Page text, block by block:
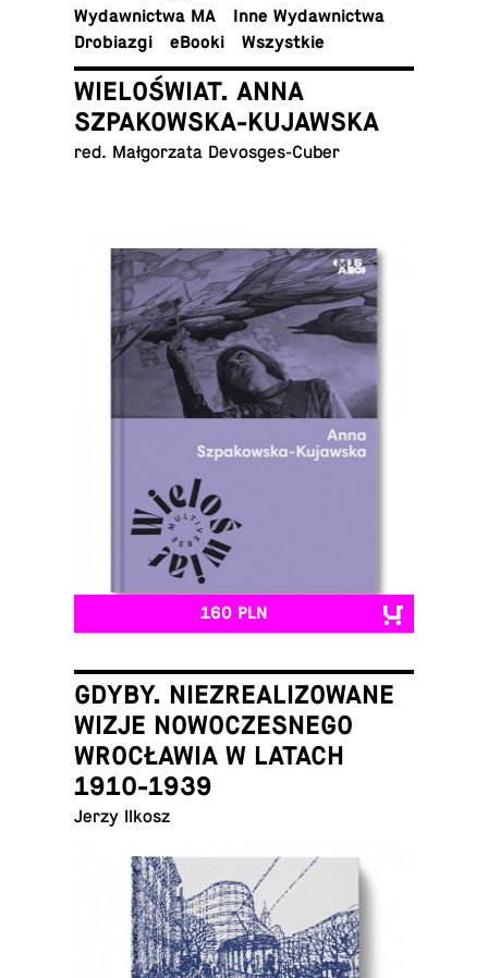
Wy­daw­nic­twa MA
Inne Wydawnictwa
Dro­bia­zgi
eBooki Wszyst­kie
WIELOŚWIAT. ANNA
SZPAKOWSKA-KUJAWSKA
red. Mał­go­rza­ta Devosges-Cuber
160 PLN
GDYBY. NIEZREALIZOWANE
WIZJE NOWOCZESNEGO
WROCŁAWIA W LATACH
1910-1939
Jerzy Ilkosz